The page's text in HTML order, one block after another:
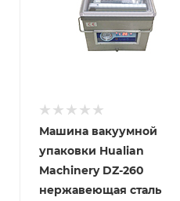
Машина вакуумной
упаковки Hualian
Machinery DZ-260
нержавеющая сталь